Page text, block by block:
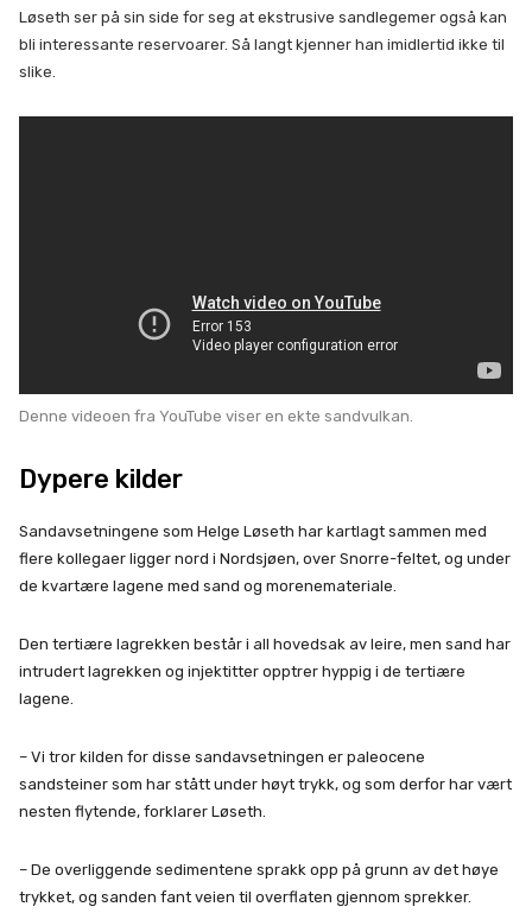
Løseth ser på sin side for seg at ekstrusive sandlegemer også kan
bli interessante reservoarer. Så langt kjenner han imidlertid ikke til
slike.
Denne videoen fra YouTube viser en ekte sandvulkan.
Dypere kilder
Sandavsetningene som Helge Løseth har kartlagt sammen med
flere kollegaer ligger nord i Nordsjøen, over Snorre-feltet, og under
de kvartære lagene med sand og morenemateriale.
Den tertiære lagrekken består i all hovedsak av leire, men sand har
intrudert lagrekken og injektitter opptrer hyppig i de tertiære
lagene.
– Vi tror kilden for disse sandavsetningen er paleocene
sandsteiner som har stått under høyt trykk, og som derfor har vært
nesten flytende, forklarer Løseth.
– De overliggende sedimentene sprakk opp på grunn av det høye
trykket, og sanden fant veien til overflaten gjennom sprekker.